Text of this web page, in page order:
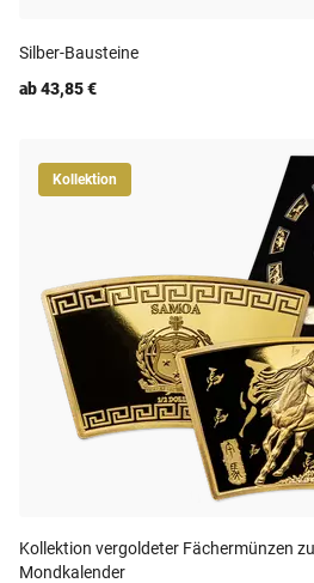
Silber-Bausteine
ab 43,85 €
Kollektion
Kollektion vergoldeter Fächermünzen
Mondkalender